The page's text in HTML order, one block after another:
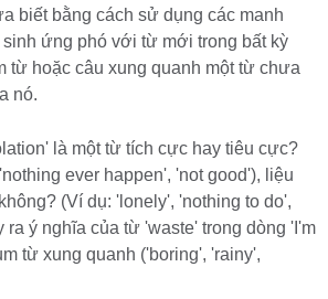
biết bằng cách sử dụng các manh
ứng phó với từ mới trong bất kỳ
từ hoặc câu xung quanh một từ chưa
nó.
là một từ tích cực hay tiêu cực?
ever happen', 'not good'), liệu
(Ví dụ: 'lonely', 'nothing to do',
ý nghĩa của từ 'waste' trong dòng 'I'm
từ xung quanh ('boring', 'rainy',